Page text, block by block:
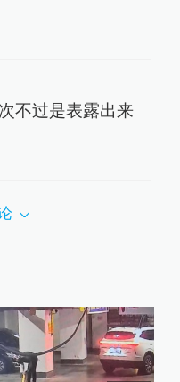
不过是表露出来